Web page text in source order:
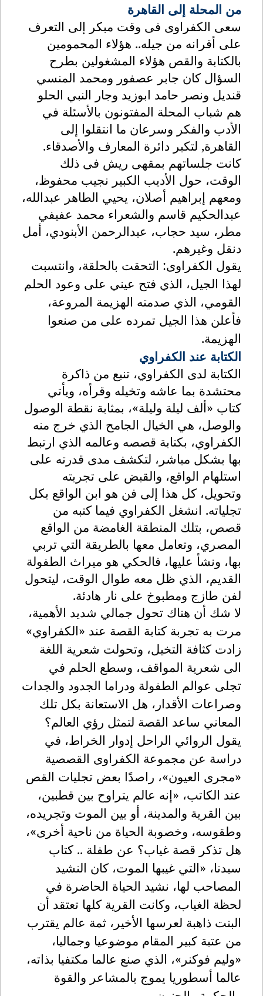
من المحلة إلى القاهرة
سعى الكفراوى فى وقت مبكر إلى التعرف
على أقرانه من جيله.. هؤلاء المحمومين
بالكتابة والقص هؤلاء المشغولين بطرح
السؤال كان جابر عصفور ومحمد المنسي
قنديل ونصر حامد ابوزيد وجار النبي الحلو
هم شباب المحلة المفتونون بالأسئلة في
الأدب والفكر وسرعان ما انتقلوا إلى
القاهرة, لتكبر دائرة المعارف والأصدقاء.
كانت جلساتهم بمقهى ريش فى ذلك
الوقت، حول الأديب الكبير نجيب محفوظ،
ومعهم إبراهيم أصلان، يحيي الطاهر عبدالله،
عبدالحكيم قاسم والشعراء محمد عفيفي
مطر، سيد حجاب، عبدالرحمن الأبنودي، أمل
دنقل وغيرهم.
يقول الكفراوى: التحقت بالحلقة، وانتسبت
لهذا الجيل، الذي فتح عيني على وعود الحلم
القومي، الذي صدمته الهزيمة المروعة،
فأعلن هذا الجيل تمرده على من صنعوا
الهزيمة.
الكتابة عند الكفراوي
الكتابة لدى الكفراوي، تنبع من ذاكرة
محتشدة بما عاشه وتخيله وقرأه، ويأتي
كتاب «ألف ليلة وليلة»، بمثابة نقطة الوصول
والوصل، هي الخيال الجامح الذي خرج منه
الكفراوي، بكتابة قصصه وعالمه الذي ارتبط
بها بشكل مباشر، لتكشف مدى قدرته على
استلهام الواقع، والقبض على تجربته
وتحويل، كل هذا إلى فن هو ابن الواقع بكل
تجلياته. انشغل الكفراوي فيما كتبه من
قصص، بتلك المنطقة الغامضة من الواقع
المصري، وتعامل معها بالطريقة التي تربي
بها، ونشأ عليها، فالحكي هو ميراث الطفولة
القديم، الذي ظل معه طوال الوقت، ليتحول
لفن طازج ومطبوخ على نار هادئة.
لا شك أن هناك تحول جمالي شديد الأهمية،
مرت به تجربة كتابة القصة عند «الكفراوي»
زادت كثافة التخيل، وتحولت شعرية اللغة
الى شعرية المواقف، وسطع الحلم في
تجلى عوالم الطفولة ودراما الجدود والجدات
وصراعات الأقدار، هل الاستعانة بكل تلك
المعاني ساعد القصة لتمثل رؤي العالم؟
يقول الروائي الراحل إدوار الخراط، في
دراسة عن مجموعة الكفراوى القصصية
«مجرى العيون»، راصدًا بعض تجليات القص
عند الكاتب، «إنه عالم يتراوح بين قطبين،
بين القرية والمدينة، أو بين الموت وتجريده،
وطقوسه، وخصوبة الحياة من ناحية أخرى»،
هل تذكر قصة غياب؟ عن طفلة .. كتاب
سيدنا، «التي غيبها الموت، كان النشيد
المصاحب لها، نشيد الحياة الحاضرة في
لحظة الغياب، وكانت القرية كلها تعتقد أن
البنت ذاهبة لعرسها الأخير، ثمة عالم يقترب
من عتبة كبير المقام موضوعيا وجماليا،
«وليم فوكنر»، الذي صنع عالما مكتفيا بذاته،
عالما أسطوريا يموج بالمشاعر والقوة